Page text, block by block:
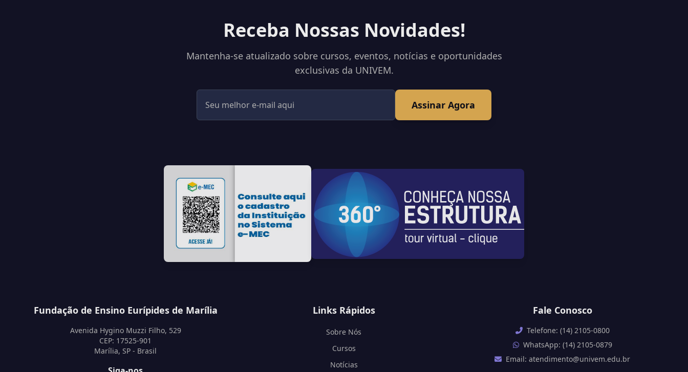
Receba Nossas Novidades!
Mantenha-se atualizado sobre cursos, eventos, notícias e oportunidades
exclusivas da UNIVEM.
Assinar Agora
Fundação de Ensino Eurípides de Marília
Avenida Hygino Muzzi Filho, 529
CEP: 17525-901
Marília, SP - Brasil
Links Rápidos
Sobre Nós
Cursos
Notícias
Fale Conosco
Telefone: (14) 2105-0800
WhatsApp: (14) 2105-0879
Email: atendimento@univem.edu.br